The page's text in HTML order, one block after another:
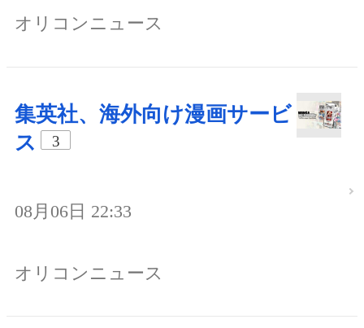
オリコンニュース
集英社、海外向け漫画サービ
ス
3
08月06日 22:33
オリコンニュース